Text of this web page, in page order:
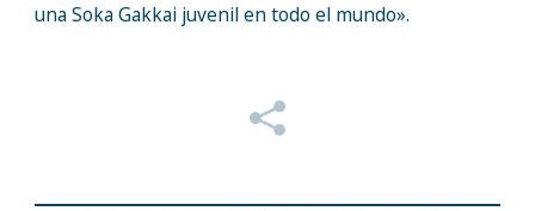
una Soka Gakkai juvenil en todo el mundo».